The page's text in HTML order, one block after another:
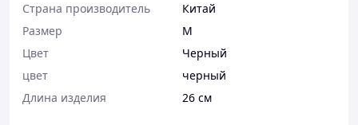
Страна производитель
Китай
Размер
M
Цвет
Черный
цвет
черный
Длина изделия
26 см